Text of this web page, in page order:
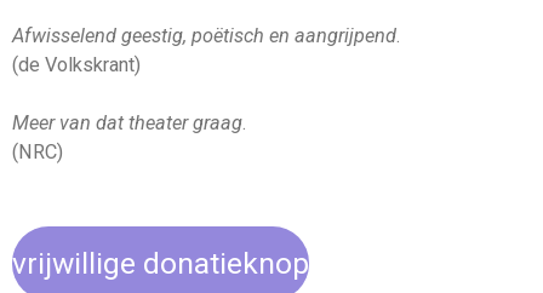
Afwisselend geestig, poëtisch en aangrijpend.
(de Volkskrant)
Meer van dat theater graag.
(NRC)
vrijwillige donatieknop